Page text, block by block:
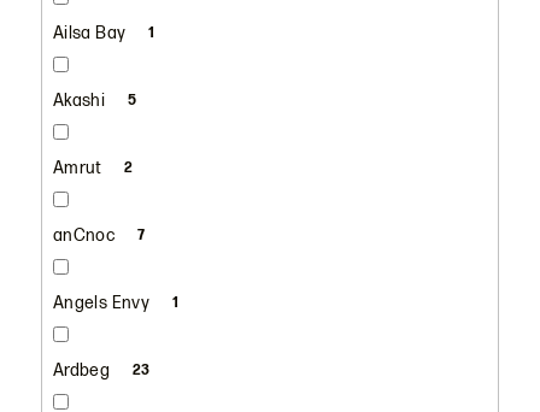
Ailsa Bay 1
Akashi 5
Amrut 2
anCnoc 7
Angels Envy 1
Ardbeg 23